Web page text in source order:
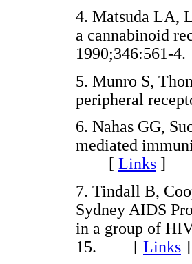
4. Matsuda LA,
a cannabinoid
5. Munro S,
peripheral
6. Nahas GG,
mediated
[ Links ]
7. Tindall B,
Sydney AIDS
in a group of
15. [ Links ]